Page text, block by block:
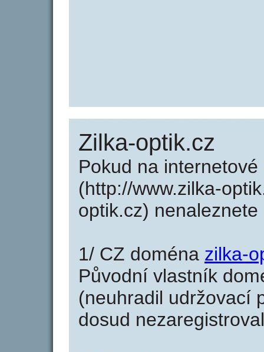
Zilka-optik.cz
Pokud na
(http://www.zilka-
optik.cz)
1/ CZ doména zilka-
Původní vlastník
(neuhradil udržovací
dosud